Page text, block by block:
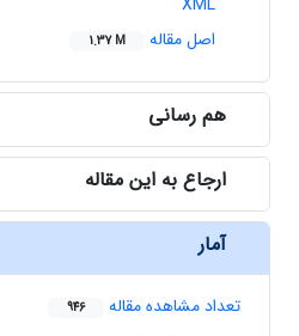
اصل مقاله
1.37 M
هم رسانی
ارجاع به این مقاله
آمار
تعداد مشاهده مقاله 946